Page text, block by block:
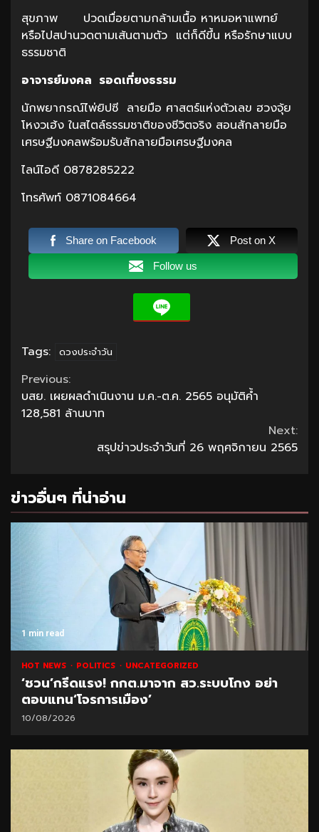
สุขภาพ ปวดเมื่อยตามกล้ามเนื้อ หาหมอหาแพทย์
หรือไปสปานวดตามเส้นตามตัว แต่ก็ดีขึ้น หรือรักษาแบบ
ธรรมชาติ
อาจารย์มงคล รอดเที่ยงธรรม
นักพยากรณ์ไพ่ยิปซี ลายมือ ศาสตร์แห่งตัวเลข ฮวงจุ้ย
โหงวเฮ้ง ในสไตล์ธรรมชาติของชีวิตจริง สอนสักลายมือ
เศรษฐีมงคลพร้อมรับสักลายมือเศรษฐีมงคล
ไลน์ไอดี 0878285222
โทรศัพท์ 0871084664
Share on Facebook Post on X
Follow us
Tags: ดวงประจำวัน
Continue
Reading
Previous:
บสย. เผยผลดำเนินงาน ม.ค.-ต.ค. 2565 อนุมัติค้ำ
128,581 ล้านบาท
Next:
สรุปข่าวประจำวันที่ 26 พฤศจิกายน 2565
ข่าวอื่นๆ ที่น่าอ่าน
1 min read
HOT NEWS POLITICS UNCATEGORIZED
‘ชวน’กรีดแรง! กกต.มาจาก สว.ระบบโกง อย่า
ตอบแทน‘โจรการเมือง’
10/08/2026